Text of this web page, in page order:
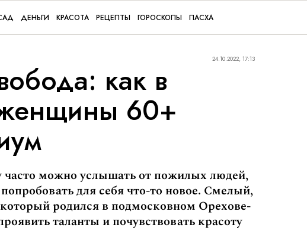
ДЕНЬГИ КРАСОТА РЕЦЕПТЫ ГОРОСКОПЫ ПАСХА
24.10.2022, 17:13
как в
60+
часто можно услышать от пожилых людей,
для себя что-то новое. Смелый,
родился в подмосковном Орехове-
таланты и почувствовать красоту